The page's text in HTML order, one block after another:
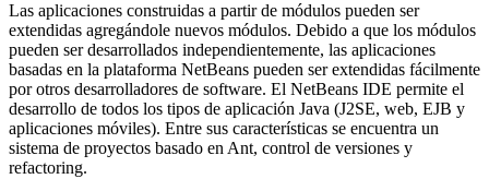
Las aplicaciones construidas a partir de módulos pueden ser
extendidas agregándole nuevos módulos. Debido a que los módulos
pueden ser desarrollados independientemente, las aplicaciones
basadas en la plataforma NetBeans pueden ser extendidas fácilmente
por otros desarrolladores de software. El NetBeans IDE permite el
desarrollo de todos los tipos de aplicación Java (J2SE, web, EJB y
aplicaciones móviles). Entre sus características se encuentra un
sistema de proyectos basado en Ant, control de versiones y
refactoring.